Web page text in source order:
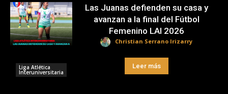
Liga Atlética
Interuniversitaria
Las Juanas defienden su casa y
avanzan a la final del Fútbol
Femenino LAI 2026
Christian Serrano Irizarry
Leer más